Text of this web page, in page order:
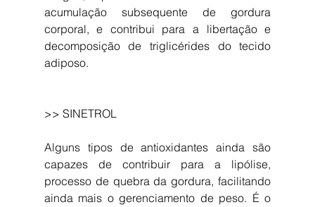
acumulação subsequente de gordura
corporal, e contribui para a libertação e
decomposição de triglicérides do tecido
adiposo.
>> SINETROL
Alguns tipos de antioxidantes ainda são
capazes de contribuir para a lipólise,
processo de quebra da gordura, facilitando
ainda mais o gerenciamento de peso. É o